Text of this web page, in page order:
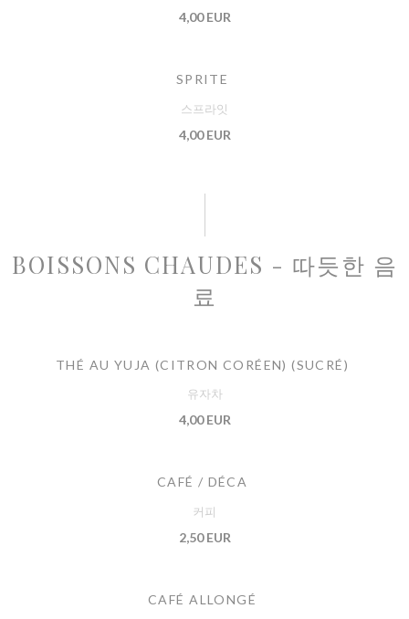
4,00 EUR
SPRITE
스프라잇
4,00 EUR
BOISSONS CHAUDES - 따듯한 음
료
THÉ AU YUJA (CITRON CORÉEN) (SUCRÉ)
유자차
4,00 EUR
CAFÉ / DÉCA
커피
2,50 EUR
CAFÉ ALLONGÉ